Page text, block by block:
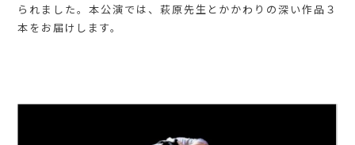
られました。本公演では、萩原先生とかかわりの深い作品３
本をお届けします。